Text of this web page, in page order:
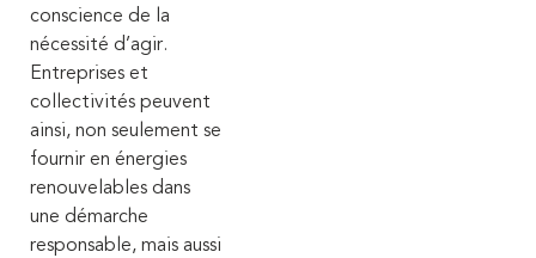
conscience de la
nécessité d’agir.
Entreprises et
collectivités peuvent
ainsi, non seulement se
fournir en énergies
renouvelables dans
une démarche
responsable, mais aussi